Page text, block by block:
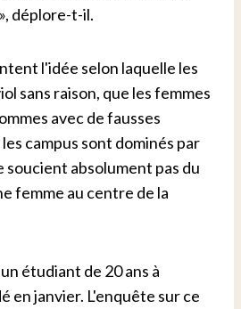
déplore-t-il.
l'idée selon laquelle les
sans raison, que les femmes
avec de fausses
campus sont dominés par
soucient absolument pas du
femme au centre de la
étudiant de 20 ans à
en janvier. L'enquête sur ce